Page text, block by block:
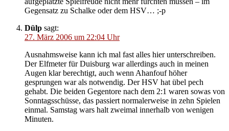
Gegensatz zu Schalke oder dem HSV… ;-p
Dülp sagt:
27. März 2006 um 22:04 Uhr
Ausnahmsweise kann ich mal fast alles hier unterschreiben.
Der Elfmeter für Duisburg war allerdings auch in meinen
Augen klar berechtigt, auch wenn Ahanfouf höher
gesprungen war als notwendig. Der HSV hat übel pech
gehabt. Die beiden Gegentore nach dem 2:1 waren sowas von
Sonntagsschüsse, das passiert normalerweise in zehn Spielen
einmal. Samstag wars halt zweimal innerhalb von wenigen
Minuten.